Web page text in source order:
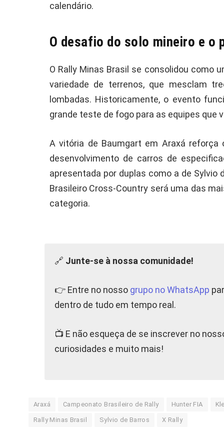
calendário.
O desafio do solo mineiro e o
O Rally Minas Brasil se consolidou como
variedade de terrenos, que mesclam
lombadas. Historicamente, o evento
grande teste de fogo para as equipes que
A vitória de Baumgart em Araxá
desenvolvimento de carros de
apresentada por duplas como a de Sylvio
Brasileiro Cross-Country será uma das
categoria.
🔗 Junte-se à nossa comunidade!
👉 Entre no nosso grupo no WhatsApp
dentro de tudo em tempo real.
📺 E não esqueça de se inscrever no
curiosidades e muito mais!
Araxá Campeonato Brasileiro de Rally Hunter FIA
Rally Minas Brasil Sylvio de Barros X Rally